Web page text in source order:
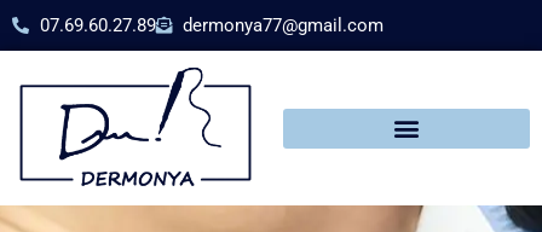
07.69.60.27.89 dermonya77@gmail.com